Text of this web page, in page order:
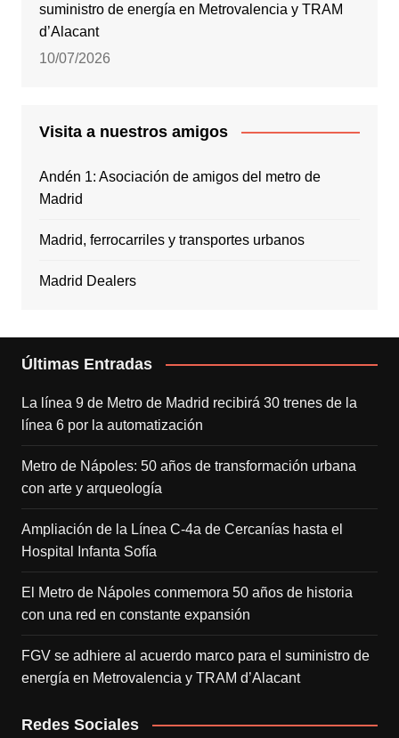
suministro de energía en Metrovalencia y TRAM
d’Alacant
10/07/2026
Visita a nuestros amigos
Andén 1: Asociación de amigos del metro de
Madrid
Madrid, ferrocarriles y transportes urbanos
Madrid Dealers
Últimas Entradas
La línea 9 de Metro de Madrid recibirá 30 trenes de la
línea 6 por la automatización
Metro de Nápoles: 50 años de transformación urbana
con arte y arqueología
Ampliación de la Línea C-4a de Cercanías hasta el
Hospital Infanta Sofía
El Metro de Nápoles conmemora 50 años de historia
con una red en constante expansión
FGV se adhiere al acuerdo marco para el suministro de
energía en Metrovalencia y TRAM d’Alacant
Redes Sociales